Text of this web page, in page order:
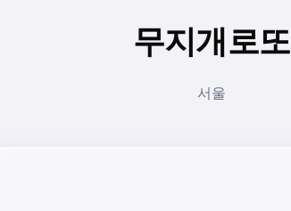
무지개로또
서울